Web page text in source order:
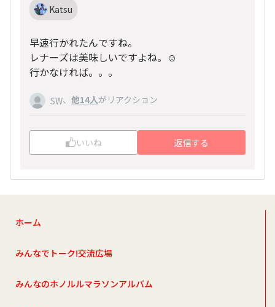
Katsu
早速行かれたんですね。
レナーズは美味しいですよね。☺️
行かなければ。。。
SW、 他14人がリアクション
いいね 返信する
ホーム
みんなでトーク!交流広場
みんなのホノルルマラソンアルバム